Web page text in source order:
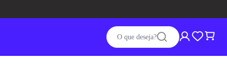
O que deseja?